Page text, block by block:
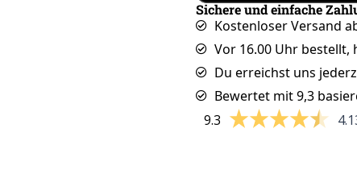
Sichere und einfache
Kostenloser Versand
Vor 16.00 Uhr bestellt,
Du erreichst uns
Bewertet mit 9,3
9.3